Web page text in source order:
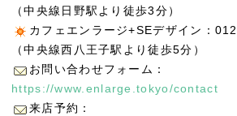
（中央線日野駅より徒歩3分）
カフェエンラージ+SEデザイン：
（中央線西八王子駅より徒歩5分）
お問い合わせフォーム：
https://www.enlarge.tokyo/contact
来店予約：